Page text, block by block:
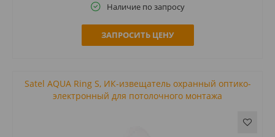
Наличие по запросу
ЗАПРОСИТЬ ЦЕНУ
Satel AQUA Ring S, ИК-извещатель охранный оптико-
электронный для потолочного монтажа